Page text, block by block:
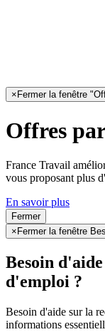
× Fermer la fenêtre
Offres
France Travail
vous proposant plus
En savoir plus
Fermer
× Fermer la fenêtre
Besoin
d'emploi ?
Besoin d'aide sur la
informations